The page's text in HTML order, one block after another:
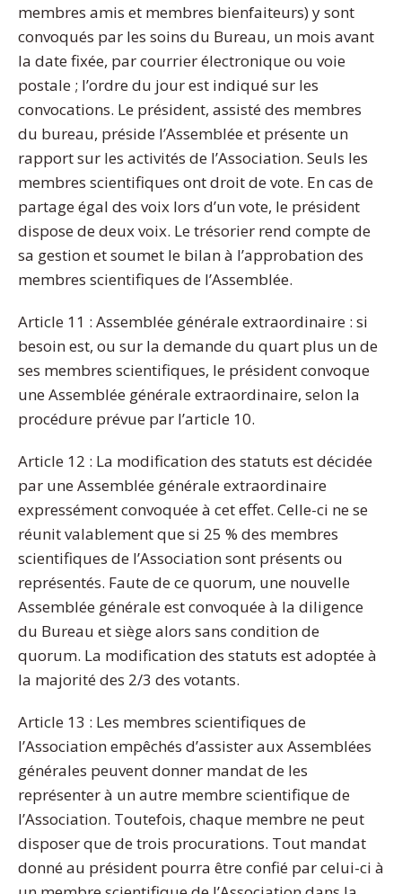
membres amis et membres bienfaiteurs) y sont
convoqués par les soins du Bureau, un mois avant
la date fixée, par courrier électronique ou voie
postale ; l’ordre du jour est indiqué sur les
convocations. Le président, assisté des membres
du bureau, préside l’Assemblée et présente un
rapport sur les activités de l’Association. Seuls les
membres scientifiques ont droit de vote. En cas de
partage égal des voix lors d’un vote, le président
dispose de deux voix. Le trésorier rend compte de
sa gestion et soumet le bilan à l’approbation des
membres scientifiques de l’Assemblée.
Article 11 : Assemblée générale extraordinaire : si
besoin est, ou sur la demande du quart plus un de
ses membres scientifiques, le président convoque
une Assemblée générale extraordinaire, selon la
procédure prévue par l’article 10.
Article 12 : La modification des statuts est décidée
par une Assemblée générale extraordinaire
expressément convoquée à cet effet. Celle-ci ne se
réunit valablement que si 25 % des membres
scientifiques de l’Association sont présents ou
représentés. Faute de ce quorum, une nouvelle
Assemblée générale est convoquée à la diligence
du Bureau et siège alors sans condition de
quorum. La modification des statuts est adoptée à
la majorité des 2/3 des votants.
Article 13 : Les membres scientifiques de
l’Association empêchés d’assister aux Assemblées
générales peuvent donner mandat de les
représenter à un autre membre scientifique de
l’Association. Toutefois, chaque membre ne peut
disposer que de trois procurations. Tout mandat
donné au président pourra être confié par celui-ci à